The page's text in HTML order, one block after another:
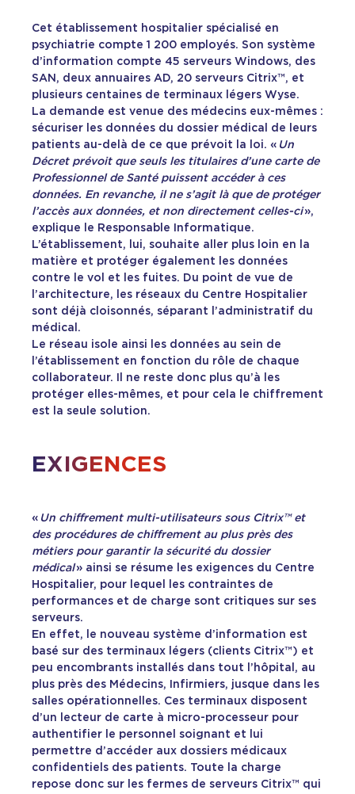
Cet établissement hospitalier spécialisé en
psychiatrie compte 1 200 employés. Son système
d’information compte 45 serveurs Windows, des
SAN, deux annuaires AD, 20 serveurs Citrix™, et
plusieurs centaines de terminaux légers Wyse.
La demande est venue des médecins eux-mêmes :
sécuriser les données du dossier médical de leurs
patients au-delà de ce que prévoit la loi. « Un
Décret prévoit que seuls les titulaires d’une carte de
Professionnel de Santé puissent accéder à ces
données. En revanche, il ne s’agit là que de protéger
l’accès aux données, et non directement celles-ci»,
explique le Responsable Informatique.
L’établissement, lui, souhaite aller plus loin en la
matière et protéger également les données
contre le vol et les fuites. Du point de vue de
l’architecture, les réseaux du Centre Hospitalier
sont déjà cloisonnés, séparant l’administratif du
médical.
Le réseau isole ainsi les données au sein de
l’établissement en fonction du rôle de chaque
collaborateur. Il ne reste donc plus qu’à les
protéger elles-mêmes, et pour cela le chiffrement
est la seule solution.
EXIGENCES
« Un chiffrement multi-utilisateurs sous Citrix™ et
des procédures de chiffrement au plus près des
métiers pour garantir la sécurité du dossier
médical» ainsi se résume les exigences du Centre
Hospitalier, pour lequel les contraintes de
performances et de charge sont critiques sur ses
serveurs.
En effet, le nouveau système d’information est
basé sur des terminaux légers (clients Citrix™) et
peu encombrants installés dans tout l’hôpital, au
plus près des Médecins, Infirmiers, jusque dans les
salles opérationnelles. Ces terminaux disposent
d’un lecteur de carte à micro-processeur pour
authentifier le personnel soignant et lui
permettre d’accéder aux dossiers médicaux
confidentiels des patients. Toute la charge
repose donc sur les fermes de serveurs Citrix™ qui